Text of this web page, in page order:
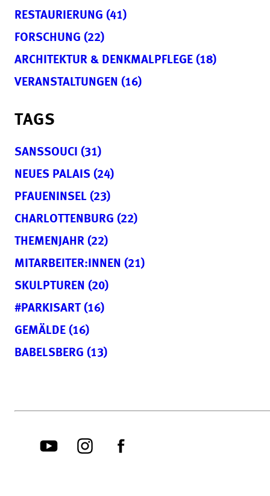
RESTAURIERUNG (41)
FORSCHUNG (22)
ARCHITEKTUR & DENKMALPFLEGE (18)
VERANSTALTUNGEN (16)
TAGS
SANSSOUCI (31)
NEUES PALAIS (24)
PFAUENINSEL (23)
CHARLOTTENBURG (22)
THEMENJAHR (22)
MITARBEITER:INNEN (21)
SKULPTUREN (20)
#PARKISART (16)
GEMÄLDE (16)
BABELSBERG (13)